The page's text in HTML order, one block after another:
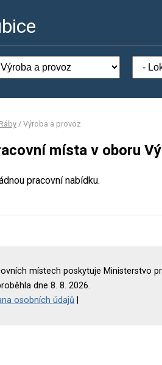
Ráby / Výroba a provoz
místa v oboru
pracovní nabídku.
místech poskytuje Ministerstvo
dne 8. 8. 2026.
osobních údajů